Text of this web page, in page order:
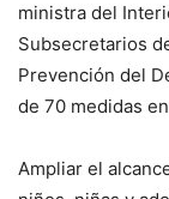
ministra del
Subsecretarios
Prevención del
de 70 medidas
Ampliar el